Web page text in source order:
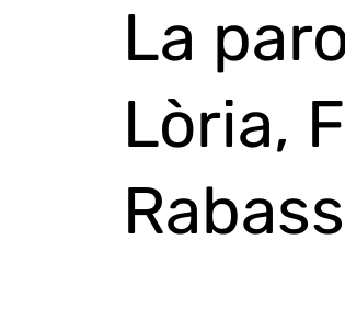
La
Lòria,